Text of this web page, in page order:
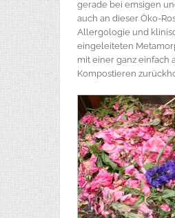
gerade bei emsigen
auch an dieser Öko-
Allergologie und
eingeleiteten
mit einer ganz einfach
Kompostieren